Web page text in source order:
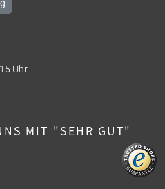
Uhr
MIT "SEHR GUT"